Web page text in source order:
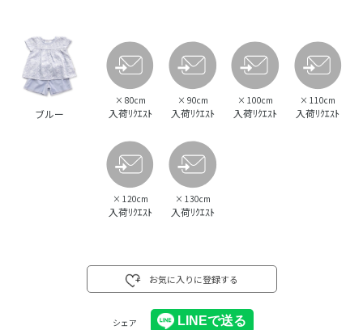
ブルー
× 80cm
入荷ﾘｸｴｽﾄ
× 90cm
入荷ﾘｸｴｽﾄ
× 100cm
入荷ﾘｸｴｽﾄ
× 110cm
入荷ﾘｸｴｽﾄ
× 120cm
入荷ﾘｸｴｽﾄ
× 130cm
入荷ﾘｸｴｽﾄ
お気に入りに登録する
シェア